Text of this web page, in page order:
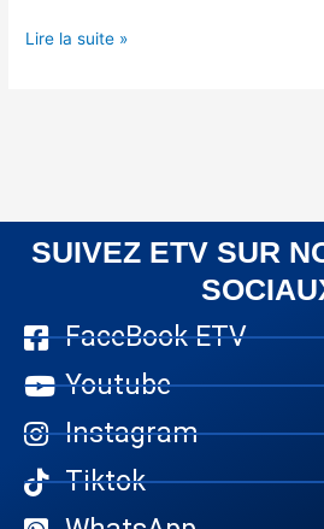
Lire la suite »
SUIVEZ ETV SUR
FaceBook ETV
Youtube
Instagram
Tiktok